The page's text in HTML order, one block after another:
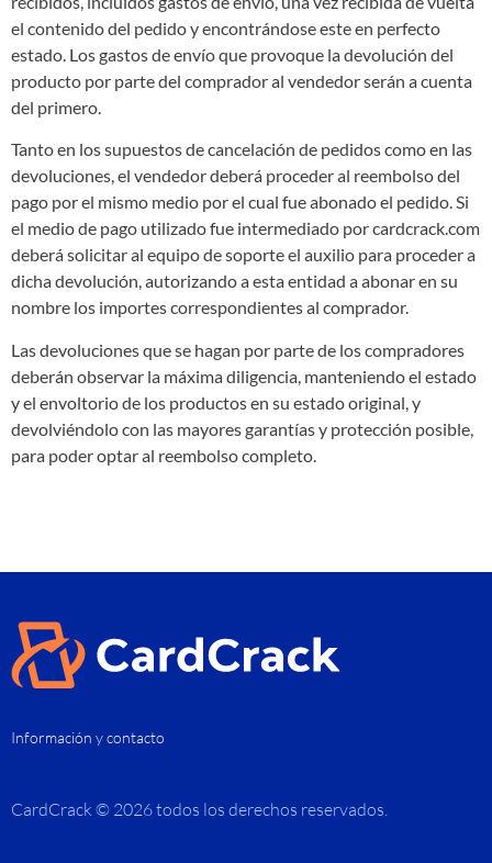
el contenido del pedido y encontrándose este en perfecto
estado. Los gastos de envío que provoque la devolución del
producto por parte del comprador al vendedor serán a cuenta
del primero.
Tanto en los supuestos de cancelación de pedidos como en las
devoluciones, el vendedor deberá proceder al reembolso del
pago por el mismo medio por el cual fue abonado el pedido. Si
el medio de pago utilizado fue intermediado por cardcrack.com
deberá solicitar al equipo de soporte el auxilio para proceder a
dicha devolución, autorizando a esta entidad a abonar en su
nombre los importes correspondientes al comprador.
Las devoluciones que se hagan por parte de los compradores
deberán observar la máxima diligencia, manteniendo el estado
y el envoltorio de los productos en su estado original, y
devolviéndolo con las mayores garantías y protección posible,
para poder optar al reembolso completo.
Información y contacto
CardCrack © 2026 todos los derechos reservados.